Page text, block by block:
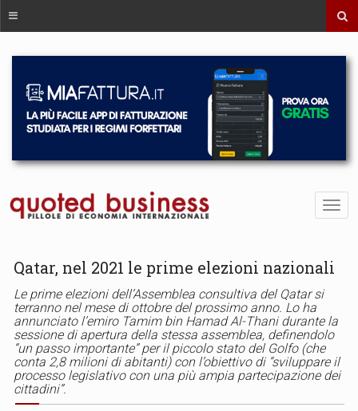
Qatar, nel 2021 le prime elezioni nazionali
Le prime elezioni dell’Assemblea consultiva del Qatar si
terranno nel mese di ottobre del prossimo anno. Lo ha
annunciato l’emiro Tamim bin Hamad Al-Thani durante la
sessione di apertura della stessa assemblea, definendolo
“un passo importante” per il piccolo stato del Golfo (che
conta 2,8 milioni di abitanti) con l’obiettivo di “sviluppare il
processo legislativo con una più ampia partecipazione dei
cittadini”.